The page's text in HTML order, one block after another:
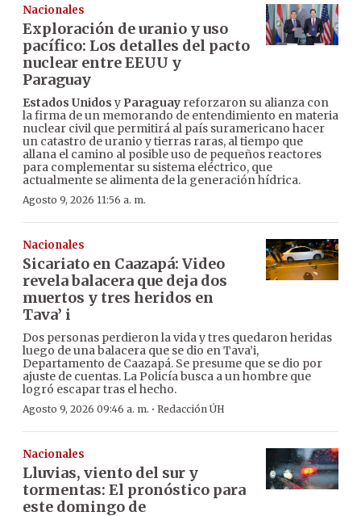
Nacionales
Exploración de uranio y uso
pacífico: Los detalles del pacto
nuclear entre EEUU y
Paraguay
Estados Unidos y Paraguay reforzaron su alianza con
la firma de un memorando de entendimiento en materia
nuclear civil que permitirá al país suramericano hacer
un catastro de uranio y tierras raras, al tiempo que
allana el camino al posible uso de pequeños reactores
para complementar su sistema eléctrico, que
actualmente se alimenta de la generación hídrica.
Agosto 9, 2026 11:56 a. m.
Nacionales
Sicariato en Caazapá: Video
revela balacera que deja dos
muertos y tres heridos en
Tava’ i
Dos personas perdieron la vida y tres quedaron heridas
luego de una balacera que se dio en Tava’i,
Departamento de Caazapá. Se presume que se dio por
ajuste de cuentas. La Policía busca a un hombre que
logró escapar tras el hecho.
Agosto 9, 2026 09:46 a. m. · Redacción ÚH
Nacionales
Lluvias, viento del sur y
tormentas: El pronóstico para
este domingo de